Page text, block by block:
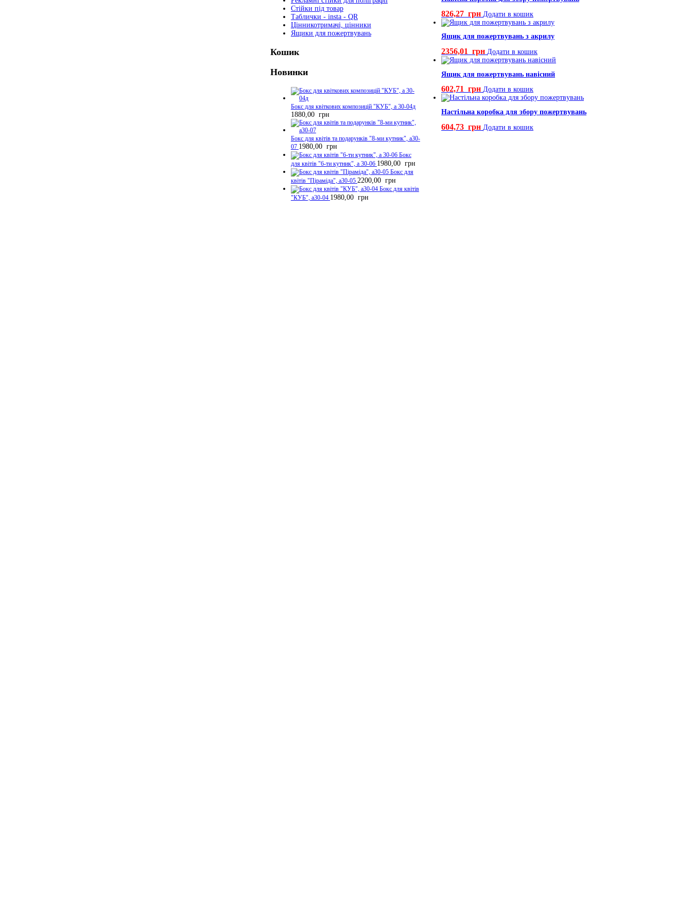
826,27 грн Додати в кошик
Ящик для пожертвувань з акрилу
2356,01 грн Додати в кошик
Ящик для пожертвувань навісний
602,71 грн Додати в кошик
Настільна коробка для збору пожертвувань
604,73 грн Додати в кошик
Стійки під товар
Таблички - insta - QR
Цінникотримачі, цінники
Ящики для пожертвувань
Кошик
Новинки
Бокс для квіткових композицій "КУБ", а 30-04д
1880,00 грн
Бокс для квітів та подарунків "8-ми кутник", а30-
07 1980,00 грн
Бокс
для квітів "6-ти кутник", а 30-06 1980,00 грн
Бокс для
квітів "Піраміда", а30-05 2200,00 грн
Бокс для квітів
"КУБ", а30-04 1980,00 грн